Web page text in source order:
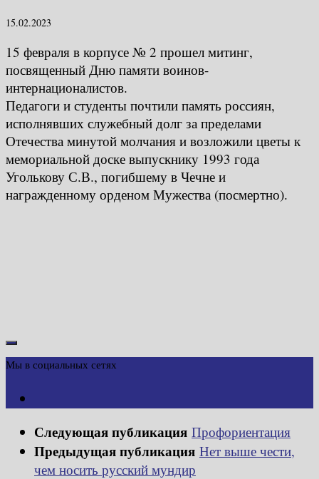
15.02.2023
15 февраля в корпусе № 2 прошел митинг,
посвященный Дню памяти воинов-
интернационалистов.
Педагоги и студенты почтили память россиян,
исполнявших служебный долг за пределами
Отечества минутой молчания и возложили цветы к
мемориальной доске выпускнику 1993 года
Уголькову С.В., погибшему в Чечне и
награжденному орденом Мужества (посмертно).
Мы в социальных сетях
Следующая публикация Профориентация
Предыдущая публикация Нет выше чести,
чем носить русский мундир